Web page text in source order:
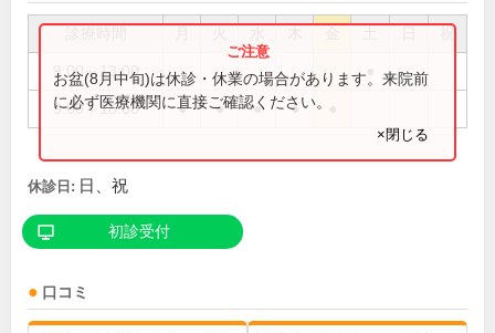
祝
9:00～13:00
9:00～18:00 ● ● ● ●
お盆(8月中旬)は休診・休業の場合があります。来院前
に必ず医療機関に直接ご確認ください。
×閉じる
休診日: 日、祝
初診受付
口コミ